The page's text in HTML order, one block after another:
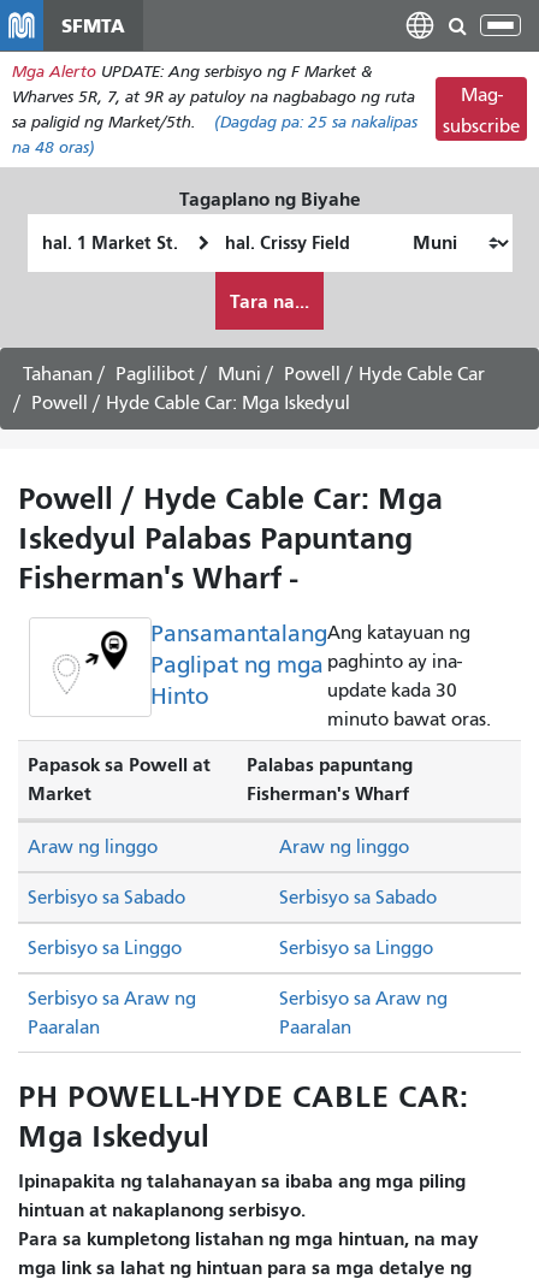
pangunahing
nilalaman
SFMTA
I-
ang
Mga Alerto UPDATE: Ang serbisyo ng F Market &
Wharves 5R, 7, at 9R ay patuloy na nagbabago ng ruta
sa paligid ng Market/5th.
(Dagdag pa: 25 sa nakalipas
na 48 oras)
Mag-
subscribe
Tagaplano ng Biyahe
ko
gustong
maglakbay
Tara na...
Tahanan Paglilibot Muni
Powell / Hyde Cable Car
Powell / Hyde Cable Car: Mga Iskedyul
Powell / Hyde Cable Car: Mga
Iskedyul Palabas Papuntang
Fisherman's Wharf -
Pansamantalang
Paglipat ng mga
Hinto
Ang katayuan ng
paghinto ay ina-
update kada 30
minuto bawat oras.
Papasok sa Powell at
Market
Palabas papuntang
Fisherman's Wharf
Serbisyo sa Sabado Serbisyo sa Sabado
Serbisyo sa Linggo Serbisyo sa Linggo
Araw ng linggo Araw ng linggo
Serbisyo sa Araw ng
Paaralan
Serbisyo sa Araw ng
Paaralan
PH POWELL-HYDE CABLE CAR:
Mga Iskedyul
Ipinapakita ng talahanayan sa ibaba ang mga piling
hintuan at nakaplanong serbisyo.
Para sa kumpletong listahan ng mga hintuan, na may
mga link sa lahat ng hintuan para sa mga detalye ng